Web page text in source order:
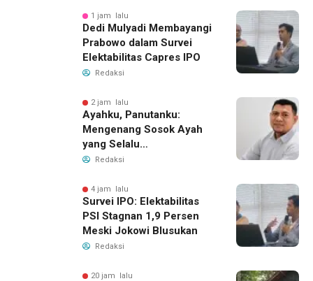
1 jam lalu
Dedi Mulyadi Membayangi
Prabowo dalam Survei
Elektabilitas Capres IPO
Redaksi
2 jam lalu
Ayahku, Panutanku:
Mengenang Sosok Ayah
yang Selalu
Membersamaiku
Redaksi
4 jam lalu
Survei IPO: Elektabilitas
PSI Stagnan 1,9 Persen
Meski Jokowi Blusukan
Redaksi
20 jam lalu